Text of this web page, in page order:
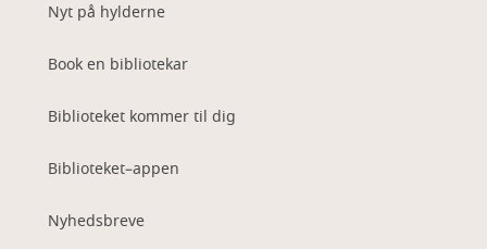
Nyt på hylderne
Book en bibliotekar
Biblioteket kommer til dig
Biblioteket–appen
Nyhedsbreve